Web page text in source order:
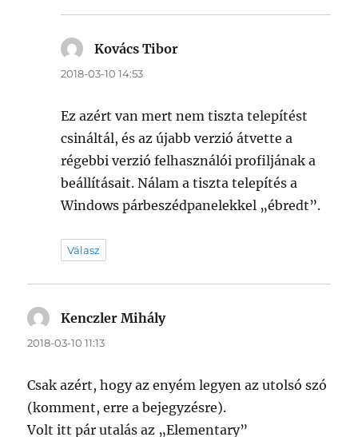
Kovács Tibor
2018-03-10 14:53
Ez azért van mert nem tiszta telepítést
csináltál, és az újabb verzió átvette a
régebbi verzió felhasználói profiljának a
beállításait. Nálam a tiszta telepítés a
Windows párbeszédpanelekkel „ébredt”.
Válasz
Kenczler Mihályszerint:
2018-03-10 11:13
Csak azért, hogy az enyém legyen az utolsó szó
(komment, erre a bejegyzésre).
Volt itt pár utalás az „Elementary”